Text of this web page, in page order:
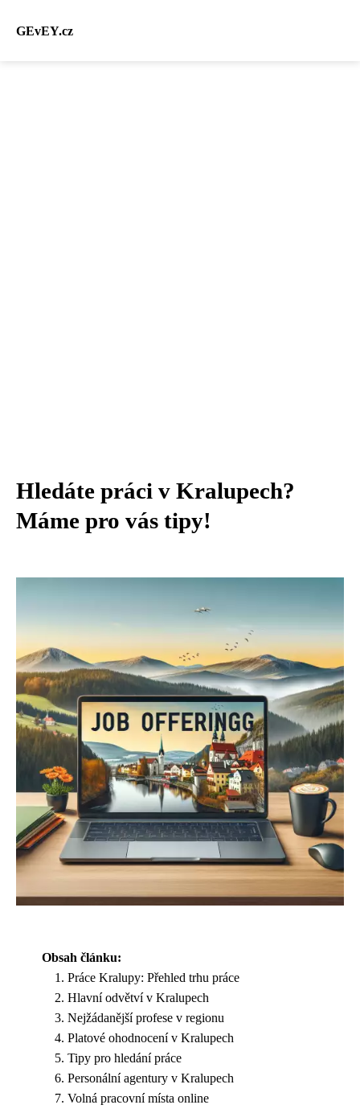
GEvEY.cz
Hledáte práci v Kralupech?
Máme pro vás tipy!
Obsah článku:
Práce Kralupy: Přehled trhu práce
Hlavní odvětví v Kralupech
Nejžádanější profese v regionu
Platové ohodnocení v Kralupech
Tipy pro hledání práce
Personální agentury v Kralupech
Volná pracovní místa online